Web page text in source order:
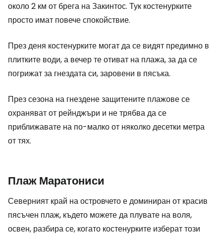
около 2 км от брега на Закинтос. Тук костенурките
просто имат повече спокойствие.
През деня костенурките могат да се видят предимно в
плитките води, а вечер те отиват на плажа, за да се
погрижат за гнездата си, заровени в пясъка.
През сезона на гнездене защитените плажове се
охраняват от рейнджъри и не трябва да се
приближавате на по-малко от няколко десетки метра
от тях.
Плаж Маратониси
Северният край на островчето е доминиран от красив
пясъчен плаж, където можете да плувате на воля,
освен, разбира се, когато костенурките изберат този